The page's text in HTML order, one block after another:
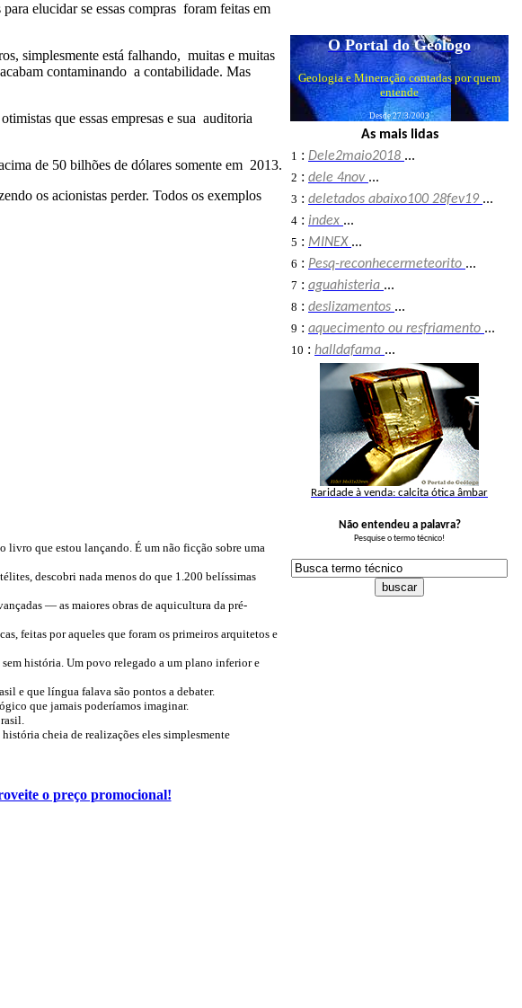
elucidar se essas compras foram feitas em
simplesmente está falhando, muitas e muitas
contaminando a contabilidade. Mas
que essas empresas e sua auditoria
de 50 bilhões de dólares somente em 2013.
os acionistas perder. Todos os exemplos
livro que estou lançando. É um não ficção sobre uma
descobri nada menos do que 1.200 belíssimas
— as maiores obras de aquicultura da pré-
feitas por aqueles que foram os primeiros arquitetos e
história. Um povo relegado a um plano inferior e
e que língua falava são pontos a debater.
que jamais poderíamos imaginar.
cheia de realizações eles simplesmente
o preço promocional!
O Portal do Geólogo
Geologia e Mineração contadas por quem
entende
Desde 27/3/2003
As mais lidas
1 : Dele2maio2018 ...
2 : dele 4nov ...
3 : deletados abaixo100 28fev19 ...
4 : index ...
5 : MINEX ...
6 : Pesq-reconhecermeteorito ...
7 : aguahisteria ...
8 : deslizamentos ...
9 : aquecimento ou resfriamento ...
10 : halldafama ...
Raridade à venda: calcita ótica âmbar
Não entendeu a palavra?
Pesquise o termo técnico!